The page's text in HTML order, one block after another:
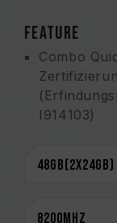
FEATURE
Combo
I914103)
Sorgfältig